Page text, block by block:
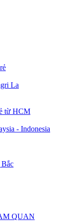
La
từ HCM
- Indonesia
QUAN